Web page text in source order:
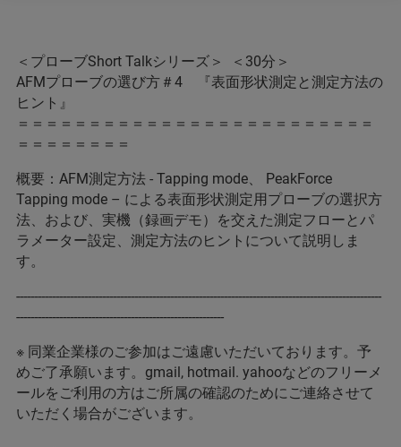
＜プローブShort Talkシリーズ＞ ＜30分＞
AFMプローブの選び方＃4 『表面形状測定と測定方法の
ヒント』
＝＝＝＝＝＝＝＝＝＝＝＝＝＝＝＝＝＝＝＝＝＝＝＝＝
＝＝＝＝＝＝＝＝
概要：AFM測定方法 - Tapping mode、 PeakForce
Tapping mode – による表面形状測定用プローブの選択方
法、および、実機（録画デモ）を交えた測定フローとパ
ラメーター設定、測定方法のヒントについて説明しま
す。
------------------------------------------------------------------------------------------------------
----------------------------------------------------------
※ 同業企業様のご参加はご遠慮いただいております。予
めご了承願います。gmail, hotmail. yahooなどのフリーメ
ールをご利用の方はご所属の確認のためにご連絡させて
いただく場合がございます。